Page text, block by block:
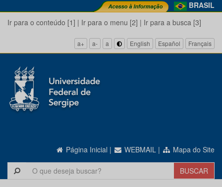
BRASIL
Ir para o conteúdo [1] | Ir para o menu [2] | Ir para a busca [3]
a+ a- a English Español Français
Página Inicial | WEBMAIL | Mapa do Site